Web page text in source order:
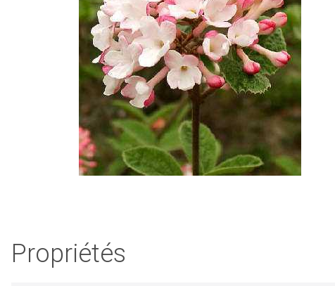
Propriétés